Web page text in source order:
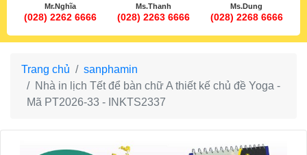
Mr.Nghĩa
(028) 2262 6666
Ms.Thanh
(028) 2263 6666
Ms.Dung
(028) 2268 6666
Trang chủ
sanphamin
Nhà in lịch Tết để bàn chữ A thiết kế chủ đề Yoga -
Mã PT2026-33 - INKTS2337